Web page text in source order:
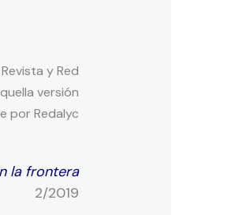
y Red
versión
por Redalyc
la frontera
2/2019